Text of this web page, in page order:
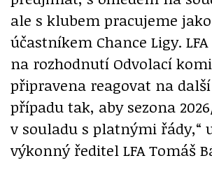
ale s klubem pracujeme
účastníkem Chance Ligy.
na rozhodnutí Odvolací
připravena reagovat na
případu tak, aby sezona
v souladu s platnými řády,“
výkonný ředitel LFA Tomáš